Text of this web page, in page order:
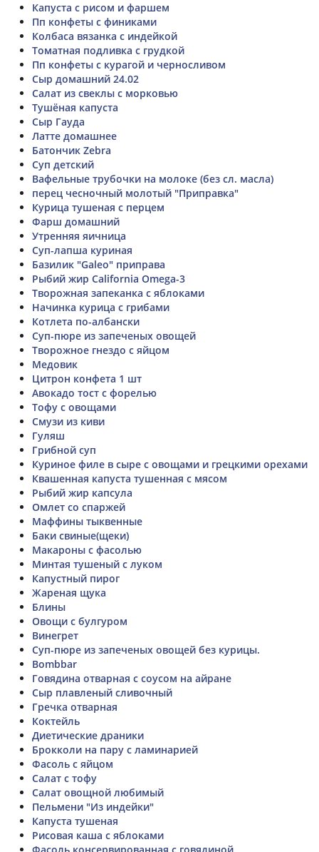
Капуста с рисом и фаршем
Пп конфеты с финиками
Колбаса вязанка с индейкой
Томатная подливка с грудкой
Пп конфеты с курагой и черносливом
Сыр домашний 24.02
Салат из свеклы с морковью
Тушёная капуста
Сыр Гауда
Латте домашнее
Батончик Zebra
Суп детский
Вафельные трубочки на молоке (без сл. масла)
перец чесночный молотый "Приправка"
Курица тушеная с перцем
Фарш домашний
Утренняя яичница
Суп-лапша куриная
Базилик "Galeo" приправа
Рыбий жир California Omega-3
Творожная запеканка с яблоками
Начинка курица с грибами
Котлета по-албански
Суп-пюре из запеченых овощей
Творожное гнездо с яйцом
Медовик
Цитрон конфета 1 шт
Авокадо тост с форелью
Тофу с овощами
Смузи из киви
Гуляш
Грибной суп
Куриное филе в сыре с овощами и грецкими орехами
Квашенная капуста тушенная с мясом
Рыбий жир капсула
Омлет со спаржей
Маффины тыквенные
Баки свиные(щеки)
Макароны с фасолью
Минтая тушеный с луком
Капустный пирог
Жареная щука
Блины
Овощи с булгуром
Винегрет
Суп-пюре из запеченых овощей без курицы.
Bombbar
Говядина отварная с соусом на айране
Сыр плавленый сливочный
Гречка отварная
Коктейль
Диетические драники
Брокколи на пару с ламинарией
Фасоль с яйцом
Салат с тофу
Салат овощной любимый
Пельмени "Из индейки"
Капуста тушеная
Рисовая каша с яблоками